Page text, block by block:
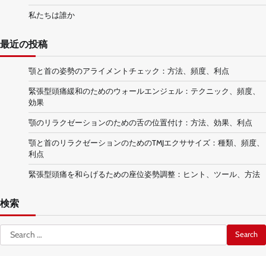
私たちは誰か
最近の投稿
顎と首の姿勢のアライメントチェック：方法、頻度、利点
緊張型頭痛緩和のためのウォールエンジェル：テクニック、頻度、
効果
顎のリラクゼーションのための舌の位置付け：方法、効果、利点
顎と首のリラクゼーションのためのTMJエクササイズ：種類、頻度、
利点
緊張型頭痛を和らげるための座位姿勢調整：ヒント、ツール、方法
検索
Search
for: